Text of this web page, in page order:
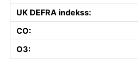
UK DEFRA indekss:
CO:
O3: